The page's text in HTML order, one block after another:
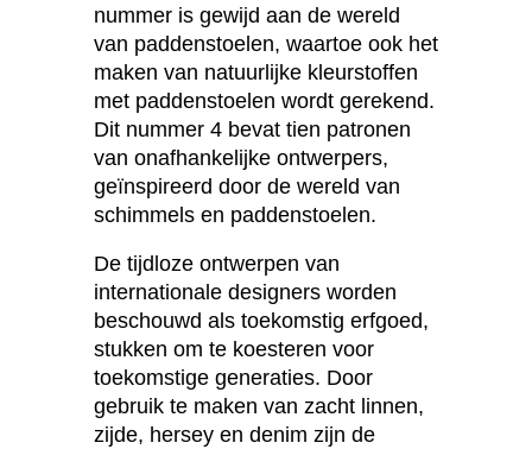
nummer is gewijd aan de wereld
van paddenstoelen, waartoe ook het
maken van natuurlijke kleurstoffen
met paddenstoelen wordt gerekend.
Dit nummer 4 bevat tien patronen
van onafhankelijke ontwerpers,
geïnspireerd door de wereld van
schimmels en paddenstoelen.
De tijdloze ontwerpen van
internationale designers worden
beschouwd als toekomstig erfgoed,
stukken om te koesteren voor
toekomstige generaties. Door
gebruik te maken van zacht linnen,
zijde, hersey en denim zijn de